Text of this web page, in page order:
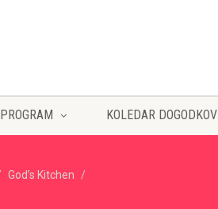
PROGRAM KOLEDAR DOGODKOV
God’s Kitchen